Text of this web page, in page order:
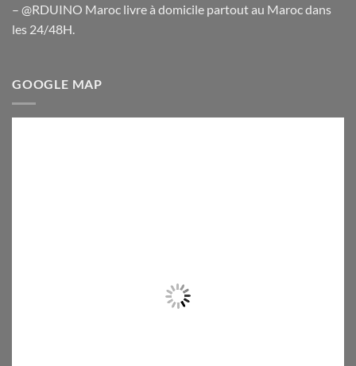
– @RDUINO Maroc livre à domicile partout au Maroc dans
les 24/48H.
GOOGLE MAP